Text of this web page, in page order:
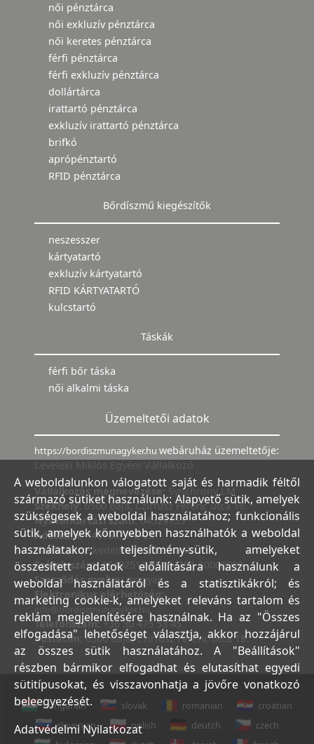
női pénztárca
női exkluzív pénztárca
női keretes pénztárca
férfi pénztárca
férfi exkluzív pénztárca
dollártárca
irattartó pénztárca
exkluzív irattartó pénztárca
brifkó
aprópénztartó
RFID pénztárca
Bőrdíszmű kiegészítők
neszesszer
kártyatartó
exkluzív kártyatartó
RFID KÁRTYATARTÓ
kulcstartó
Táskák
férfi bőr táska
női alkalmi táska
Üzemeltetői adatok
https://bordiszmunagyker.hu webáruház üzemeltetője:
Leveleki Miklós Egyéni Vállalkozó
Vállalkozás megnevezése: Synchrony LM
Székhely:6500 Baja, Czirfusz Ferenc utca 18.
Nyilvántartási szám:04524155
Adószám:44018371-2-23
Bank:Kereskedelmi és Hitelbank
Számlaszám:10402513-25154254-00000000
Szerződés nyelve:magyar
Elektronikus elérhetőség:
info@bordiszmunagyker.hu
Telefonszám: +36 30 475 53 45
Postacím:6500 Baja, Czirfusz Ferenc utca 18.
hungarian slovak romanian
croatian
slovenian
polish deutch
czech
A weboldalunkon válogatott saját és harmadik féltől
származó sütiket használunk: Alapvető sütik, amelyek
szükségesek a weboldal használatához; funkcionális
sütik, amelyek könnyebben használhatók a weboldal
használatakor; teljesítmény-sütik, amelyeket
összesített adatok előállítására használunk a
weboldal használatáról és a statisztikákról; és
marketing cookie-k, amelyeket releváns tartalom és
reklám megjelenítésére használnak. Ha az "Összes
elfogadása" lehetőséget választja, akkor hozzájárul
az összes sütik használatához. A "Beállítások"
részben bármikor elfogadhat és elutasíthat egyedi
sütitípusokat, és visszavonhatja a jövőre vonatkozó
beleegyezését.
Adatvédelmi Nyilatkozat